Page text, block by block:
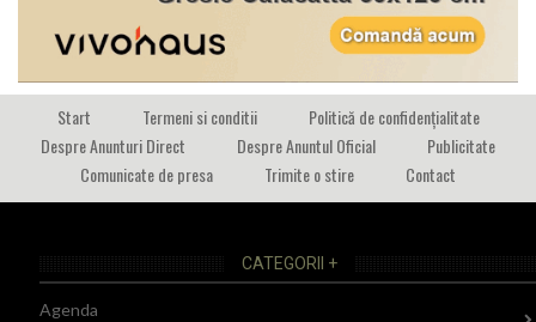
Start Termeni si conditii
Politică de confidențialitate
Despre Anunturi Direct
Despre Anuntul Oficial
Publicitate
Comunicate de presa
Trimite o stire Contact
CATEGORII +
Agenda